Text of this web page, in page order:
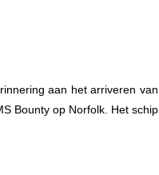
aan het arriveren van
Bounty op Norfolk. Het schip